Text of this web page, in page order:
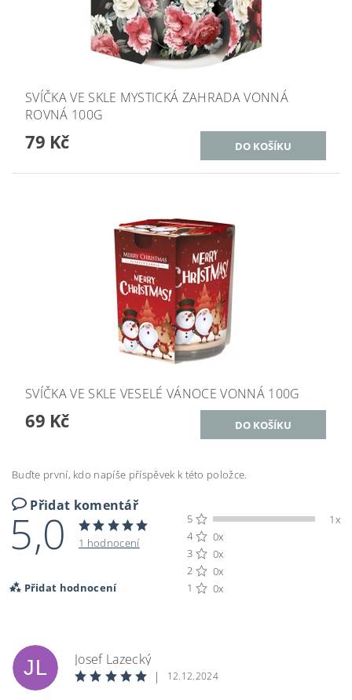
SVÍČKA VE SKLE MYSTICKÁ ZAHRADA VONNÁ
ROVNÁ 100G
79 Kč
SVÍČKA VE SKLE VESELÉ VÁNOCE VONNÁ 100G
69 Kč
Buďte první, kdo napíše příspěvek k této položce.
Přidat komentář
5,0 1 hodnocení
Přidat hodnocení
5
1x
4
0x
3
0x
2
0x
1
0x
JL
Josef Lazecký
|
12.12.2024